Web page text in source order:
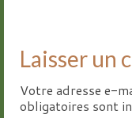
Laisser un
Votre adresse e-
obligatoires sont